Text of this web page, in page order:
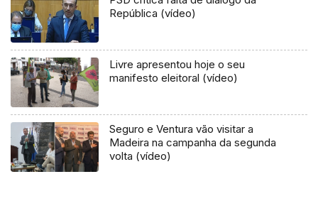
República (vídeo)
Livre apresentou hoje o seu
manifesto eleitoral (vídeo)
Seguro e Ventura vão visitar a
Madeira na campanha da segunda
volta (vídeo)